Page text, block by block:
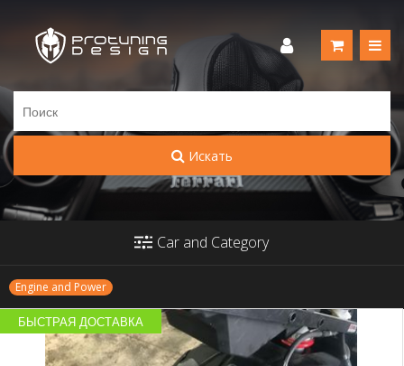
Искать
Car and Category
Engine and Power
БЫСТРАЯ ДОСТАВКА